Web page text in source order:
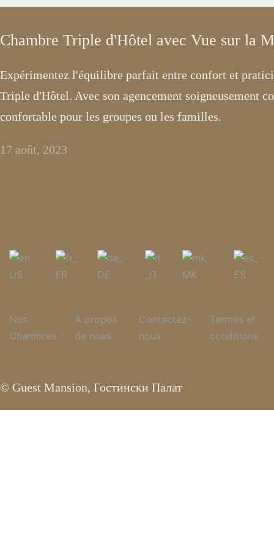
Chambre Triple d'Hôtel avec Vue sur la
Expérimentez l'équilibre parfait entre confort et
Triple d'Hôtel. Avec son agencement soigneusement
confortable pour les groupes ou les familles.
17 août, 2023
Nos
Chambres
À propos
de nous
Contactez-
nous
Termes et
conditions
© Guest Mansion, Гостински Палат